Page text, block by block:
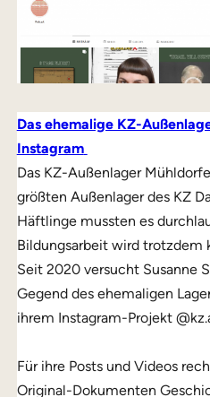
Das ehemalige KZ-
Instagram
Das KZ-Außenlager
größten Außenlager des KZ
Häftlinge mussten es
Bildungsarbeit wird trotzdem
Seit 2020 versucht Susanne
Gegend des ehemaligen
ihrem Instagram-Projekt
Für ihre Posts und Videos
Original-Dokumenten